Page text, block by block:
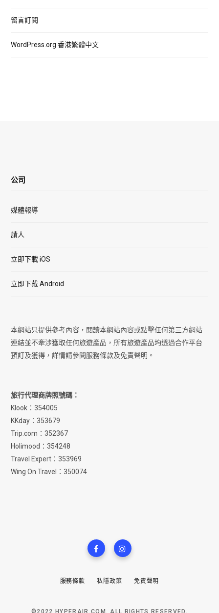
留言訂閱
WordPress.org 香港繁體中文
公司
媒體報導
請人
立即下載 iOS
立即下戴 Android
本網站只提供參考內容，閱讀本網站內容或點擊任何第三方網站
連結並不牽涉獲取任何旅遊產品，所有旅遊產品均透過合作平台
預訂及獲得，詳情請參閱服務條款及免責聲明。
旅行代理商牌照號碼：
Klook：354005
KKday：353679
Trip.com：352367
Holimood：354248
Travel Expert：353969
Wing On Travel：350074
服務條款 私隱政策 免責聲明
©2022 HYPERAIR.COM. ALL RIGHTS RESERVED.